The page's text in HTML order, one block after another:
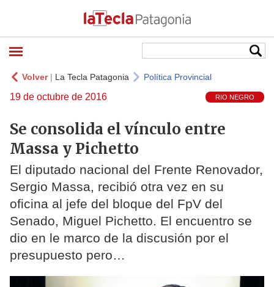
Volver| La Tecla Patagonia Política Provincial
19 de octubre de 2016 RIO NEGRO
Se consolida el vínculo entre
Massa y Pichetto
El diputado nacional del Frente Renovador,
Sergio Massa, recibió otra vez en su
oficina al jefe del bloque del FpV del
Senado, Miguel Pichetto. El encuentro se
dio en le marco de la discusión por el
presupuesto pero…